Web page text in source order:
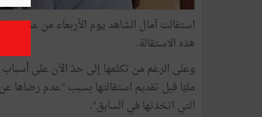
استقالت آمال الشاهد يوم الأربعاء من عضوية
هذه الاستقالة.
وعلى الرغم من تكتّمها إلى حدّ الآن على
مليّا قبل تقديم استقالتها بسبب "عدم رضاها
التي اتخذتها في السابق".